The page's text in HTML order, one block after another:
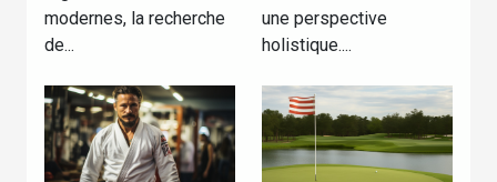
renforcer les
liens
modernes, la recherche
de...
une perspective
holistique....